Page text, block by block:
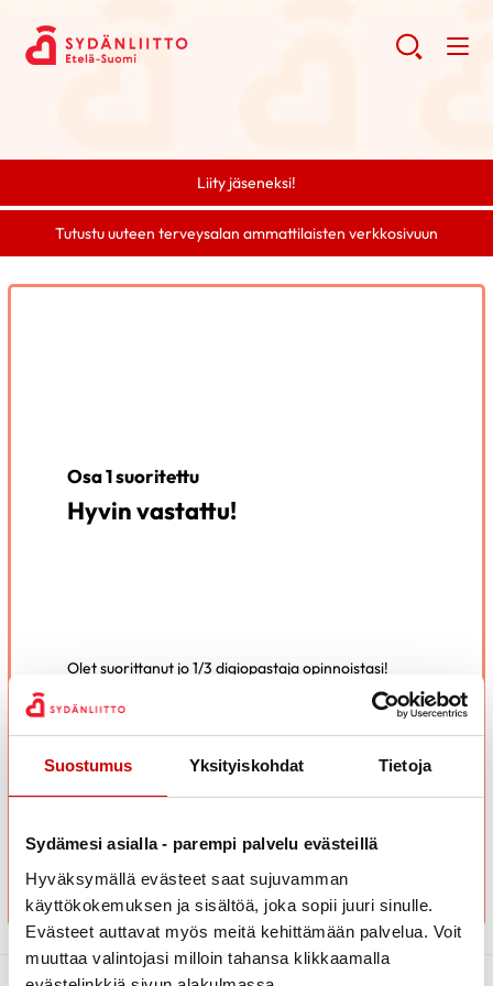
Suostumus Yksityiskohdat Tietoja
Sydämesi asialla - parempi palvelu evästeillä
Hyväksymällä evästeet saat sujuvamman
käyttökokemuksen ja sisältöä, joka sopii juuri sinulle.
Evästeet auttavat myös meitä kehittämään palvelua. Voit
muuttaa valintojasi milloin tahansa klikkaamalla
Liity jäseneksi!
Tutustu uuteen terveysalan ammattilaisten verkkosivuun
Osa 1 suoritettu
Hyvin vastattu!
Olet suorittanut jo 1/3 digiopastaja opinnoistasi!
Viimeistään nyt on hyvä pitää pieni tauko ja sulatella
oppimaasi.
SIIRRY OSAAN 2